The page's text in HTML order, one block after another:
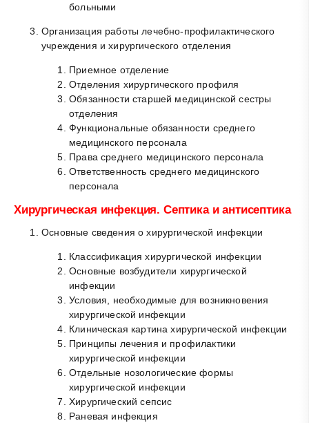
больными
Организация работы лечебно-профилактического
учреждения и хирургического отделения
Приемное отделение
Отделения хирургического профиля
Обязанности старшей медицинской сестры
отделения
Функциональные обязанности среднего
медицинского персонала
Права среднего медицинского персонала
Ответственность среднего медицинского
персонала
Хирургическая инфекция. Септика и антисептика
Основные сведения о хирургической инфекции
Классификация хирургической инфекции
Основные возбудители хирургической
инфекции
Условия, необходимые для возникновения
хирургической инфекции
Клиническая картина хирургической инфекции
Принципы лечения и профилактики
хирургической инфекции
Отдельные нозологические формы
хирургической инфекции
Хирургический сепсис
Раневая инфекция